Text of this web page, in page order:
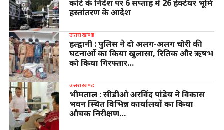
कोर्ट के निर्देश पर 6 सप्ताह में 26 हेक्टेयर भूमि
हस्तांतरण के आदेश
उत्तराखण्ड
हल्द्वानी : पुलिस ने दो अलग-अलग चोरी की
घटनाओं का किया खुलासा, रितिक और ऋषभ
को किया गिरफ्तार…
उत्तराखण्ड
भीमताल : सीडीओ अरविंद पांडेय ने विकास
भवन स्थित विभिन्न कार्यालयों का किया
औचक निरीक्षण…